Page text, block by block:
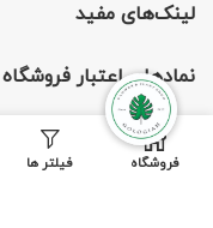
لینک‌های مفید
نمادهای اعتبار فروشگاه
فروشگاه فیلتر ها